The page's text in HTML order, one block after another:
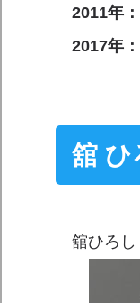
2011年：
2017年：
舘 ひ
舘ひろし